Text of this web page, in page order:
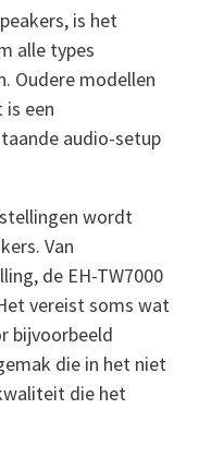
is het
alle types
Oudere modellen
een
audio-setup
wordt
Van
de EH-TW7000
vereist soms wat
bijvoorbeeld
die in het niet
die het